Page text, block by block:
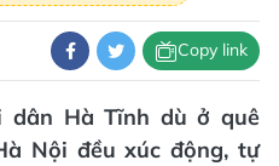
Copy link
dân Hà Tĩnh dù ở quê
Nội đều xúc động, tự